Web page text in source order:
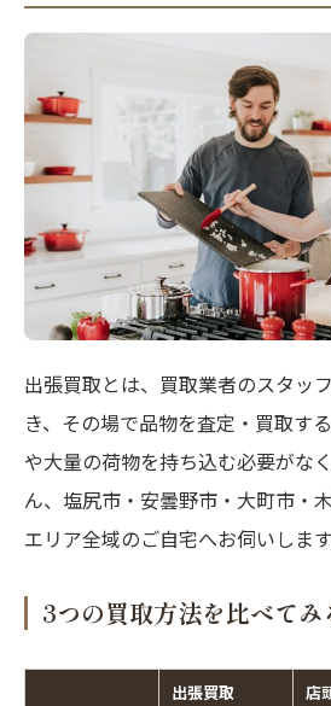
出張買取とは、買取業者のスタッ
き、その場で品物を査定・買取す
や大量の荷物を持ち込む必要がな
ん、塩尻市・安曇野市・大町市・
エリア全域のご自宅へお伺いします
3つの買取方法を比べてみ
出張買取 店